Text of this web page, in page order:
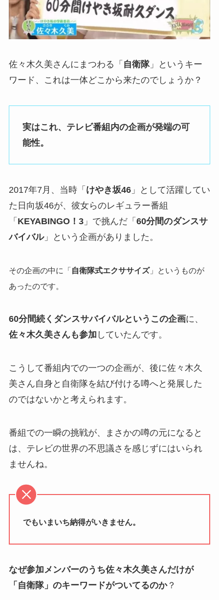
佐々木久美さんにまつわる「 自衛隊」というキー
ワード、これは一体どこから来たのでしょうか？
実はこれ、テレビ番組内の企画が発端の可
能性。
2017年7月、当時「 けやき坂46」として活躍してい
た日向坂46が、彼女らのレギュラー番組
「 KEYABINGO！3」で挑んだ「 60分間のダンスサ
バイバル」という企画がありました。
その企画の中に「 自衛隊式エクササイズ」というものが
あったのです。
60分間続くダンスサバイバルというこの企画に、
佐々木久美さんも参加 していたんです。
こうして番組内での一つの企画が、 後に佐々木久
美さん自身と自衛隊を結び付ける噂へと発展した
のではないかと考えられます。
番組での一瞬の挑戦が、まさかの噂の元になると
は、テレビの世界の不思議さを感じずにはいられ
ませんね。
でもいまいち納得がいきません。
なぜ参加メンバーのうち佐々木久美さんだけが
「自衛隊」のキーワードがついてるのか？